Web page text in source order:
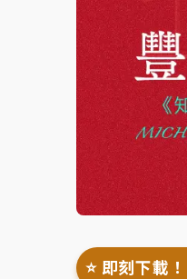
⭐️ 即刻下載